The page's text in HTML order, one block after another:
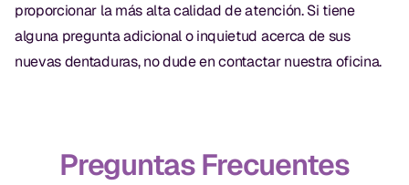
proporcionar la más alta calidad de atención. Si tiene
alguna pregunta adicional o inquietud acerca de sus
nuevas dentaduras, no dude en contactar nuestra oficina.
Preguntas Frecuentes